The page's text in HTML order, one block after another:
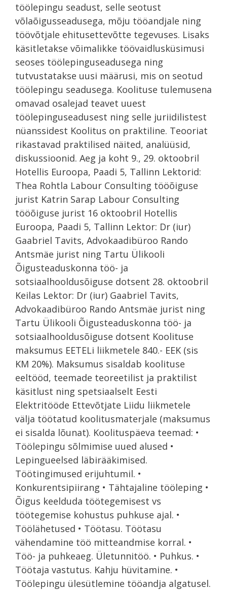
töölepingu seadust, selle seotust
võlaõigusseadusega, mõju tööandjale ning
töövõtjale ehitusettevõtte tegevuses. Lisaks
käsitletakse võimalikke töövaidlusküsimusi
seoses töölepinguseadusega ning
tutvustatakse uusi määrusi, mis on seotud
töölepingu seadusega. Koolituse tulemusena
omavad osalejad teavet uuest
töölepinguseadusest ning selle juriidilistest
nüanssidest Koolitus on praktiline. Teooriat
rikastavad praktilised näited, analüüsid,
diskussioonid. Aeg ja koht 9., 29. oktoobril
Hotellis Euroopa, Paadi 5, Tallinn Lektorid:
Thea Rohtla Labour Consulting tööõiguse
jurist Katrin Sarap Labour Consulting
tööõiguse jurist 16 oktoobril Hotellis
Euroopa, Paadi 5, Tallinn Lektor: Dr (iur)
Gaabriel Tavits, Advokaadibüroo Rando
Antsmäe jurist ning Tartu Ülikooli
Õigusteaduskonna töö- ja
sotsiaalhooldusõiguse dotsent 28. oktoobril
Keilas Lektor: Dr (iur) Gaabriel Tavits,
Advokaadibüroo Rando Antsmäe jurist ning
Tartu Ülikooli Õigusteaduskonna töö- ja
sotsiaalhooldusõiguse dotsent Koolituse
maksumus EETELi liikmetele 840.- EEK (sis
KM 20%). Maksumus sisaldab koolituse
eeltööd, teemade teoreetilist ja praktilist
käsitlust ning spetsiaalselt Eesti
Elektritööde Ettevõtjate Liidu liikmetele
välja töötatud koolitusmaterjale (maksumus
ei sisalda lõunat). Koolituspäeva teemad: •
Töölepingu sõlmimise uued alused •
Lepingueelsed läbirääkimised.
Töötingimused erijuhtumil. •
Konkurentsipiirang • Tähtajaline tööleping •
Õigus keelduda töötegemisest vs
töötegemise kohustus puhkuse ajal. •
Töölähetused • Töötasu. Töötasu
vähendamine töö mitteandmise korral. •
Töö- ja puhkeaeg. Ületunnitöö. • Puhkus. •
Töötaja vastutus. Kahju hüvitamine. •
Töölepingu ülesütlemine tööandja algatusel.